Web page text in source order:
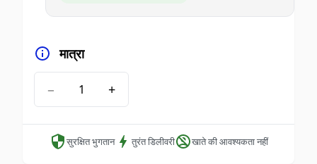
मात्रा
− +
सुरक्षित भुगतान तुरंत डिलीवरी खाते की आवश्यकता नहीं